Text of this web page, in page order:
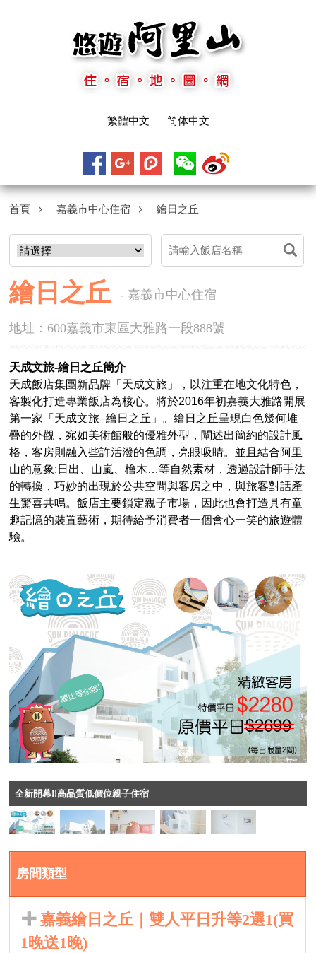
繁體中文 简体中文
首頁 嘉義市中心住宿 繪日之丘
繪日之丘 - 嘉義市中心住宿
地址：600嘉義市東區大雅路一段888號
天成文旅-繪日之丘簡介
天成飯店集團新品牌「天成文旅」，以注重在地文化特色，
客製化打造專業飯店為核心。將於2016年初嘉義大雅路開展
第一家「天成文旅–繪日之丘」。繪日之丘呈現白色幾何堆
疊的外觀，宛如美術館般的優雅外型，闡述出簡約的設計風
格，客房則融入些許活潑的色調，亮眼吸睛。並且結合阿里
山的意象:日出、山嵐、檜木…等自然素材，透過設計師手法
的轉換，巧妙的出現於公共空間與客房之中，與旅客對話產
生驚喜共鳴。飯店主要鎖定親子市場，因此也會打造具有童
趣記憶的裝置藝術，期待給予消費者一個會心一笑的旅遊體
驗。
全新開幕!!高品質低價位親子住宿
房間類型
嘉義繪日之丘｜雙人平日升等2選1(買
1晚送1晚)